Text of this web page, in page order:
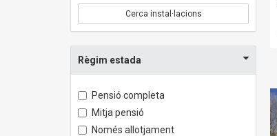
Cerca instal·lacions
Règim estada
Pensió completa
Mitja pensió
Només allotjament